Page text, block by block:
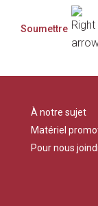
À notre sujet
Matériel
Pour nous